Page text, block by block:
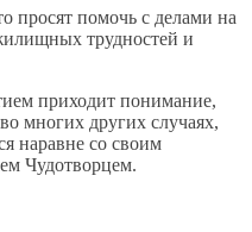
просят помочь с делами на
трудностей и
приходит понимание,
многих других случаях,
наравне со своим
Чудотворцем.